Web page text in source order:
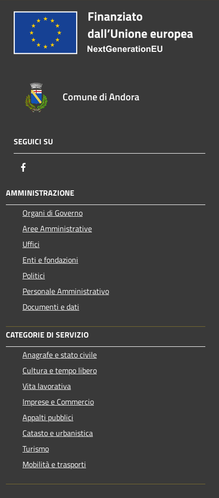
Comune di Andora
SEGUICI SU
AMMINISTRAZIONE
Organi di Governo
Aree Amministrative
Uffici
Enti e fondazioni
Politici
Personale Amministrativo
Documenti e dati
CATEGORIE DI SERVIZIO
Anagrafe e stato civile
Cultura e tempo libero
Vita lavorativa
Imprese e Commercio
Appalti pubblici
Catasto e urbanistica
Turismo
Mobilità e trasporti